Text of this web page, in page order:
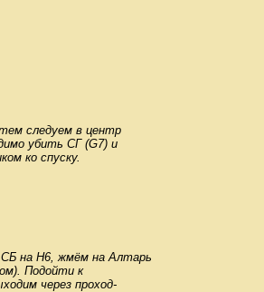
следуем в центр
убить СГ (G7) и
ко спуску.
СБ на H6, жмём на Алтарь
Подойти к
через проход-